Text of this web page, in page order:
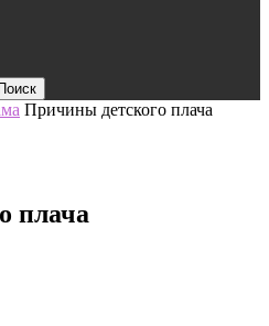
Причины детского плача
плача